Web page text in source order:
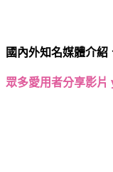
國內外知名媒體介
眾多愛用者分享影